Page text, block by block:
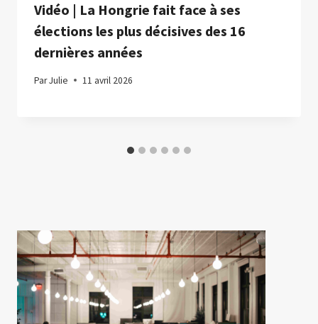
Vidéo | La Hongrie fait face à ses
élections les plus décisives des 16
dernières années
ParJulie 11 avril 2026